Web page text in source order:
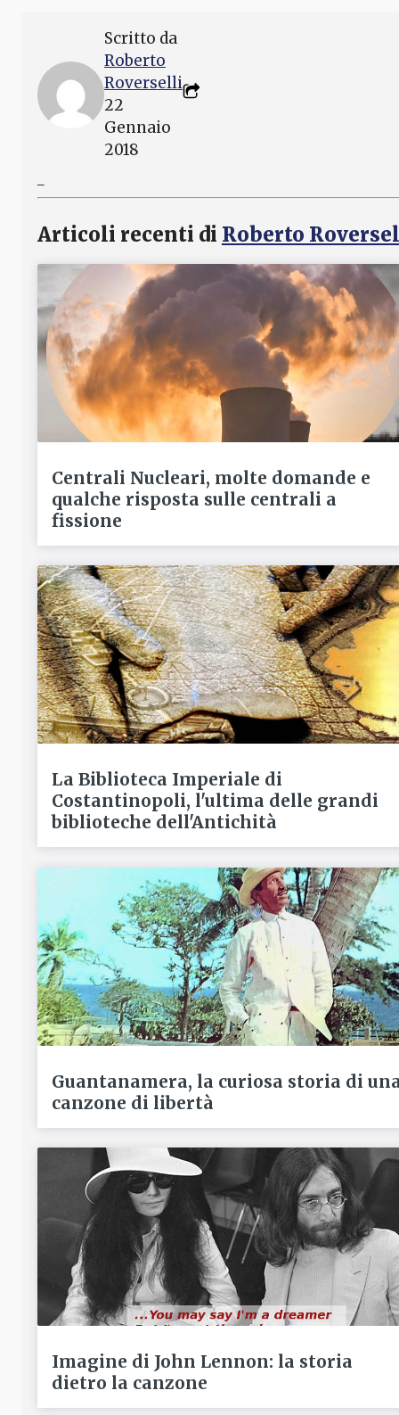
Scritto da
Roberto
Roverselli
22
Gennaio
2018
Articoli recenti di Roberto
Centrali Nucleari, molte domande e
qualche risposta sulle centrali a
fissione
La Biblioteca Imperiale di
Costantinopoli, l'ultima delle grandi
biblioteche dell'Antichità
Guantanamera, la curiosa storia di
canzone di libertà
Imagine di John Lennon: la storia
dietro la canzone